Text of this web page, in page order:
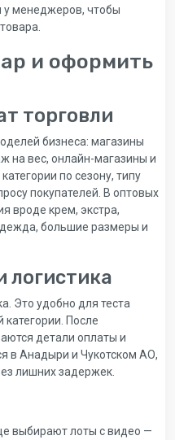
у менеджеров, чтобы
и оформить
торговли
бизнеса: магазины
на вес, онлайн-магазины и
по сезону, типу
покупателей. В оптовых
вроде крем, экстра,
большие размеры и
логистика
Это удобно для теста
категории. После
детали оплаты и
в Анадыри и Чукотском АО,
лишних задержек.
выбирают лоты с видео —